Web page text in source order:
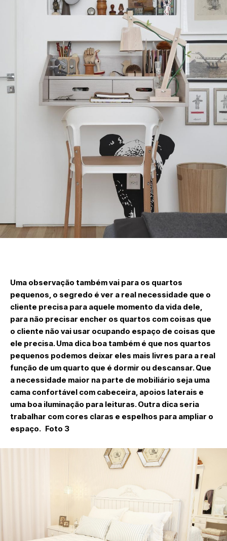
Uma observação também vai para os quartos
pequenos, o segredo é ver a real necessidade que o
cliente precisa para aquele momento da vida dele,
para não precisar encher os quartos com coisas que
o cliente não vai usar ocupando espaço de coisas que
ele precisa. Uma dica boa também é que nos quartos
pequenos podemos deixar eles mais livres para a real
função de um quarto que é dormir ou descansar. Que
a necessidade maior na parte de mobiliário seja uma
cama confortável com cabeceira, apoios laterais e
uma boa iluminação para leituras. Outra dica seria
trabalhar com cores claras e espelhos para ampliar o
espaço. Foto 3